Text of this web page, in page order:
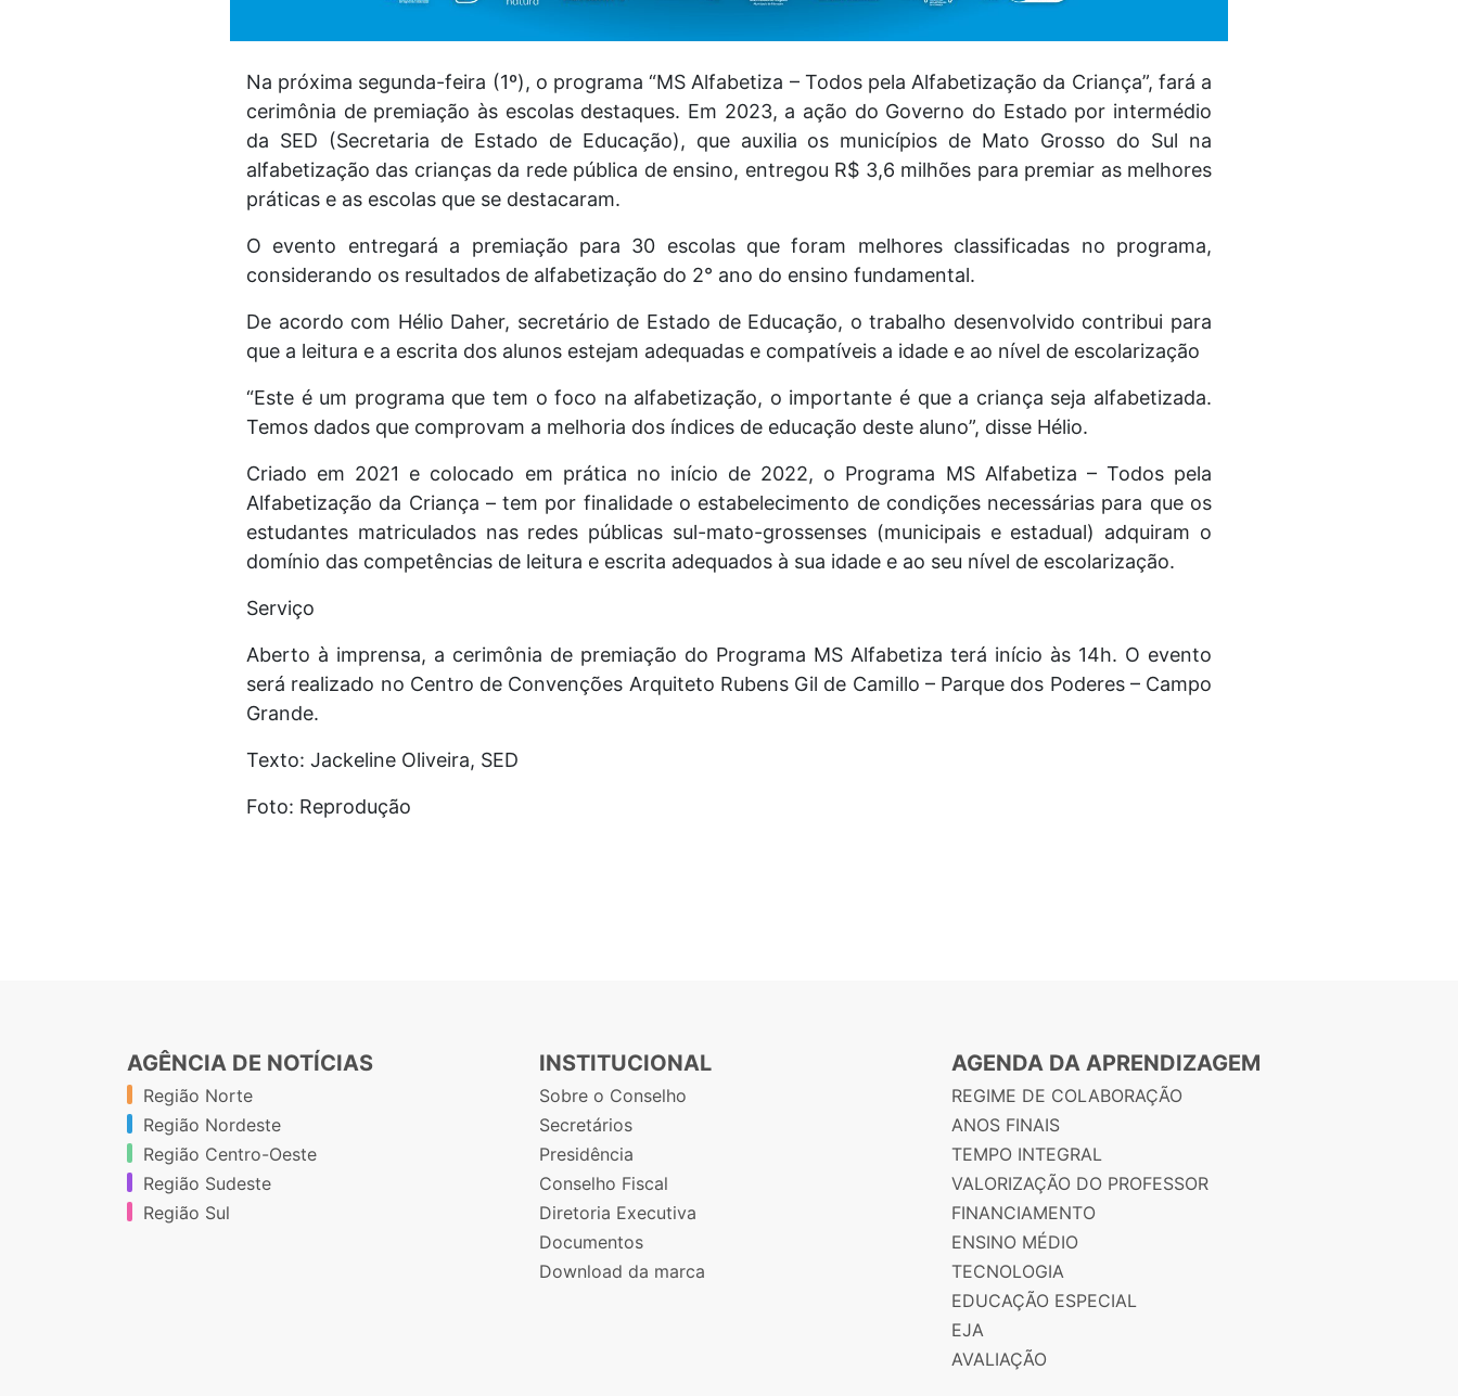
Na próxima segunda-feira (1º), o programa “MS Alfabetiza – Todos pela Alfabetização da Criança”, fará a
cerimônia de premiação às escolas destaques. Em 2023, a ação do Governo do Estado por intermédio
da SED (Secretaria de Estado de Educação), que auxilia os municípios de Mato Grosso do Sul na
alfabetização das crianças da rede pública de ensino, entregou R$ 3,6 milhões para premiar as melhores
práticas e as escolas que se destacaram.
O evento entregará a premiação para 30 escolas que foram melhores classificadas no programa,
considerando os resultados de alfabetização do 2° ano do ensino fundamental.
De acordo com Hélio Daher, secretário de Estado de Educação, o trabalho desenvolvido contribui para
que a leitura e a escrita dos alunos estejam adequadas e compatíveis a idade e ao nível de escolarização
“Este é um programa que tem o foco na alfabetização, o importante é que a criança seja alfabetizada.
Temos dados que comprovam a melhoria dos índices de educação deste aluno”, disse Hélio.
Criado em 2021 e colocado em prática no início de 2022, o Programa MS Alfabetiza – Todos pela
Alfabetização da Criança – tem por finalidade o estabelecimento de condições necessárias para que os
estudantes matriculados nas redes públicas sul-mato-grossenses (municipais e estadual) adquiram o
domínio das competências de leitura e escrita adequados à sua idade e ao seu nível de escolarização.
Serviço
Aberto à imprensa, a cerimônia de premiação do Programa MS Alfabetiza terá início às 14h. O evento
será realizado no Centro de Convenções Arquiteto Rubens Gil de Camillo – Parque dos Poderes – Campo
Grande.
Texto: Jackeline Oliveira, SED
Foto: Reprodução
AGÊNCIA DE NOTÍCIAS
Região Norte
Região Nordeste
Região Centro-Oeste
Região Sudeste
Região Sul
INSTITUCIONAL
Sobre o Conselho
Secretários
Presidência
Conselho Fiscal
Diretoria Executiva
Documentos
Download da marca
AGENDA DA APRENDIZAGEM
REGIME DE COLABORAÇÃO
ANOS FINAIS
TEMPO INTEGRAL
VALORIZAÇÃO DO PROFESSOR
FINANCIAMENTO
ENSINO MÉDIO
TECNOLOGIA
EDUCAÇÃO ESPECIAL
EJA
AVALIAÇÃO